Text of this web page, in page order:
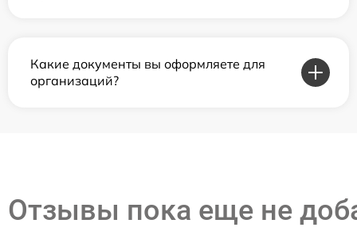
Какие документы вы оформляете для
организаций?
Отзывы пока еще не